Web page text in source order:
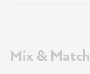
Mix &